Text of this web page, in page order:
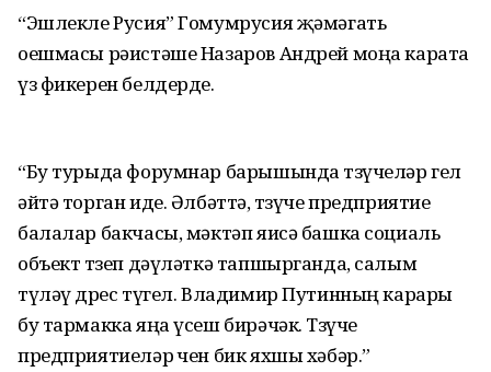
“Эшлекле Русия” Гомумрусия җәмәгать
оешмасы рәистәше Назаров Андрей моңа карата
үз фикерен белдерде.
“Бу турыда форумнар барышында төзүчеләр гел
әйтә торган иде. Әлбәттә, төзүче предприятие
балалар бакчасы, мәктәп яисә башка социаль
объект төзеп дәүләткә тапшырганда, салым
түләү дөрес түгел. Владимир Путинның карары
бу тармакка яңа үсеш бирәчәк. Төзүче
предприятиеләр өчен бик яхшы хәбәр.”